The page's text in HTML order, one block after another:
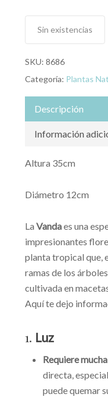
Sin existencias
SKU: 8686
Categoría: Plantas
Descripción
Información
Altura 35cm
Diámetro 12cm
La Vandaes una
impresionantes
planta tropical que,
ramas de los
cultivada en
Aquí te dejo
1. Luz
Requiere
directa,
puede quemar